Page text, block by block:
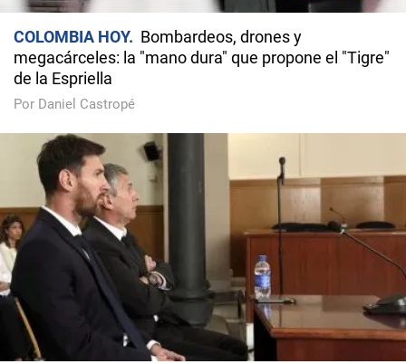
COLOMBIA HOY
Bombardeos, drones y
megacárceles: la "mano dura" que propone el "Tigre"
de la Espriella
Por Daniel Castropé